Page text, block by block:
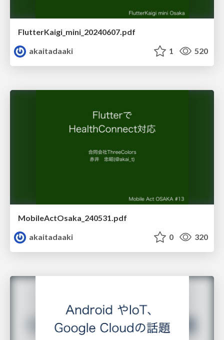
FlutterKaigi_mini_20240607.pdf
akaitadaaki
1 520
MobileActOsaka_240531.pdf
akaitadaaki
0 320